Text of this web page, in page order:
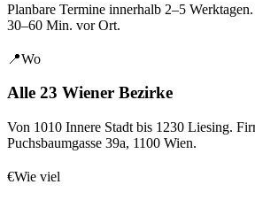
Planbare Termine innerhalb 2–5
30–60 Min. vor Ort.
📍Wo
Alle 23 Wiener Bezirke
Von 1010 Innere Stadt bis 1230 Liesing.
Puchsbaumgasse 39a, 1100 Wien.
€Wie viel